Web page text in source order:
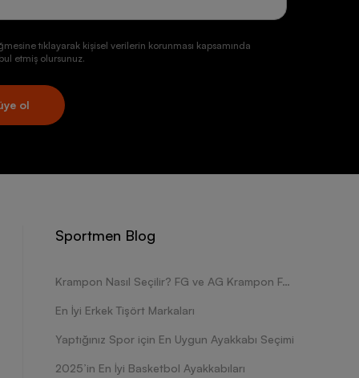
tıklayarak kişisel verilerin korunması kapsamında
etmiş olursunuz.
ol
Sportmen Blog
Krampon Nasıl Seçilir? FG ve AG Krampon Farkları Nelerdir?
En İyi Erkek Tişört Markaları
Yaptığınız Spor için En Uygun Ayakkabı Seçimi
2025’in En İyi Basketbol Ayakkabıları